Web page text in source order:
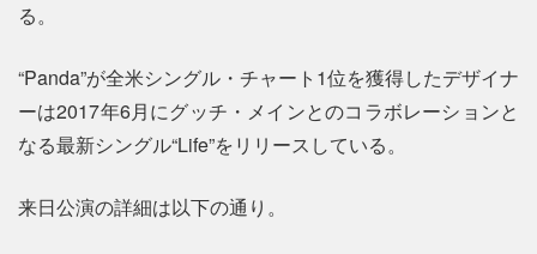
る。
“Panda”が全米シングル・チャート1位を獲得したデザイナ
ーは2017年6月にグッチ・メインとのコラボレーションと
なる最新シングル“Life”をリリースしている。
来日公演の詳細は以下の通り。